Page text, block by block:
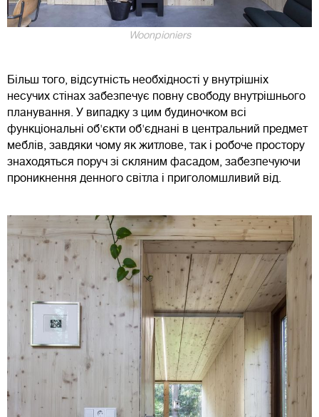
Woonpioniers
Більш того, відсутність необхідності у внутрішніх
несучих стінах забезпечує повну свободу внутрішнього
планування. У випадку з цим будиночком всі
функціональні об'єкти об'єднані в центральний предмет
меблів, завдяки чому як житлове, так і робоче простору
знаходяться поруч зі скляним фасадом, забезпечуючи
проникнення денного світла і приголомшливий від.